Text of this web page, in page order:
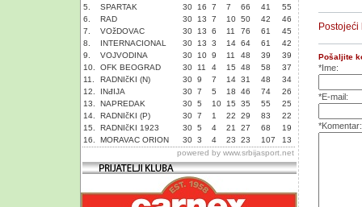
5.
SPARTAK 30 16 7 7 66 41
55
6.
RAD 30 13 7 10 50 42
46
7.
VOžDOVAC 30 13 6 11 76 61
45
8.
INTERNACIONAL 30 13 3 14 64 61
42
9.
VOJVODINA 30 10 9 11 48 39
39
10.
OFK BEOGRAD 30 11 4 15 48 58
37
11.
RADNIčKI (N) 30 9 7 14 31 48
34
12.
INđIJA 30 7 5 18 46 74
26
13.
NAPREDAK 30 5 10 15 35 55
25
14.
RADNIčKI (P) 30 7 1 22 29 83
22
15.
RADNIčKI 1923 30 5 4 21 27 68
19
16.
MORAVAC ORION 30 3 4 23 23 107
13
powered by www.srbijasport.net
Postojeći
Pošaljite
*Ime:
*E-mail:
*Komentar: